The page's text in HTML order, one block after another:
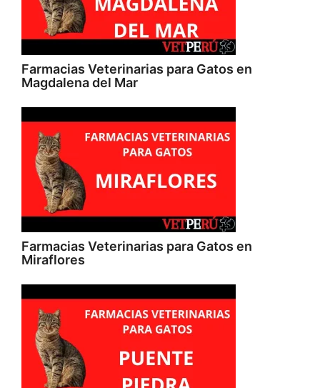
Farmacias Veterinarias para Gatos en
Magdalena del Mar
Farmacias Veterinarias para Gatos en
Miraflores